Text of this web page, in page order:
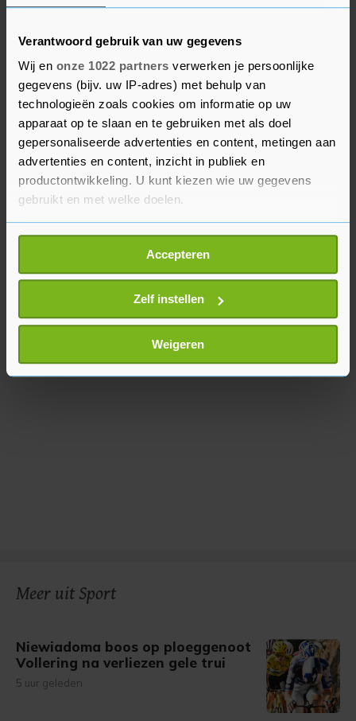
Verantwoord gebruik van uw gegevens
Wij en onze 1022 partners verwerken je persoonlijke
gegevens (bijv. uw IP-adres) met behulp van
technologieën zoals cookies om informatie op uw
apparaat op te slaan en te gebruiken met als doel
gepersonaliseerde advertenties en content, metingen aan
advertenties en content, inzicht in publiek en
productontwikkeling. U kunt kiezen wie uw gegevens
gebruikt en met welke doelen.
Als u het toestaat, willen we ook graag:
Informatie verzamelen over uw geografische
locatie, die tot een paar meter nauwkeurig kan zijn
Uw apparaat identificeren door het actief te
scannen op specifieke eigenschappen (fingerprinting)
Lees meer over hoe uw persoonlijke gegevens worden
verwerkt en stel uw voorkeuren in het
U kunt uw toestemming op elk moment wijzigen of
Accepteren
Zelf instellen
Weigeren
tussen oktober en december 2020, is het tijd om
woorden om te zetten in daden."
De UCI heeft beloofd met standaardeisen te
komen voor de hekken in de buurt van de finish.
Bugno: "We moeten alles doen wat mogelijk is om
de veiligheid van onze evenementen en renners
te verzekeren. Het is onze plicht om de fysieke en
morele pijn te vermijden die Fabio, Dylan en veel
andere renners hebben ervaren."
Meer uit Sport
Niewiadoma boos op ploeggenoot
Vollering na verliezen gele trui
5 uur geleden